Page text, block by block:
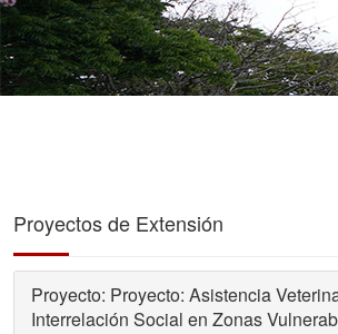
Proyectos de Extensión
Proyecto: Proyecto: Asistencia
Interrelación Social en Zonas